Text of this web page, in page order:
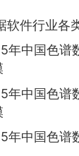
软件行业各
年中国色谱
年中国色谱
年中国色谱